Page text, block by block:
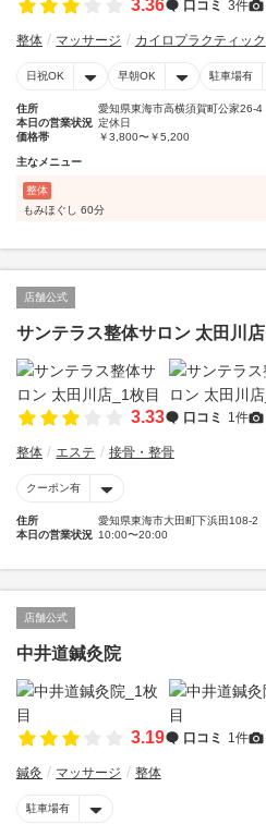
3.36 口コミ 3件
整体 マッサージ カイロプラクティック
日祝OK 早朝OK 駐車場有
住所
愛知県東海市高横須賀町公家26-4
本日の営業状況 定休日
価格帯
￥3,800〜￥5,200
主なメニュー
整体
もみほぐし 60分
店舗公式
サンテラス整体サロン 太田川店
3.33 口コミ 1件
整体 エステ 接骨・整骨
クーポン有
住所
愛知県東海市大田町下浜田108-2
本日の営業状況 10:00〜20:00
店舗公式
中井道鍼灸院
3.19 口コミ 1件
鍼灸 マッサージ 整体
駐車場有